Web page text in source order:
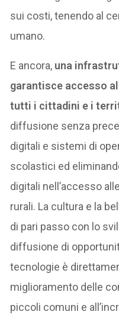
sui costi, tenendo al
umano.
E ancora, una
garantisce accesso
tutti i cittadini e i
diffusione senza
digitali e sistemi di
scolastici ed
digitali nell’accesso
rurali. La cultura e la
di pari passo con lo
diffusione di
tecnologie è
miglioramento delle
piccoli comuni e